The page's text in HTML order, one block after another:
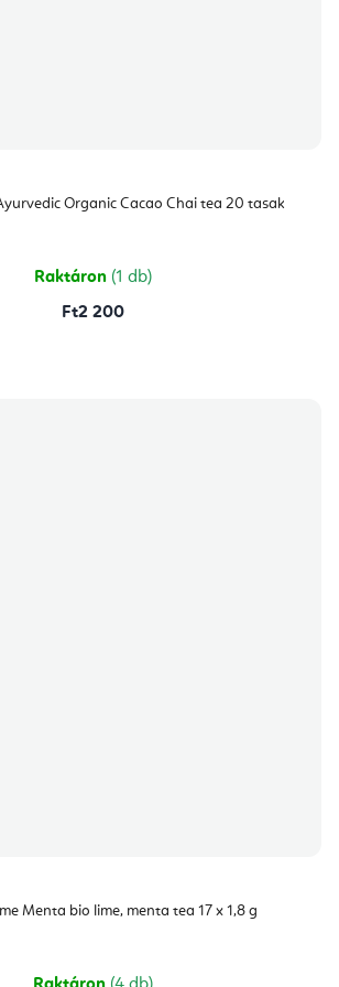
Organic Cacao Chai tea 20 tasak
Raktáron (1 db)
Ft2 200
Menta bio lime, menta tea 17 x 1,8 g